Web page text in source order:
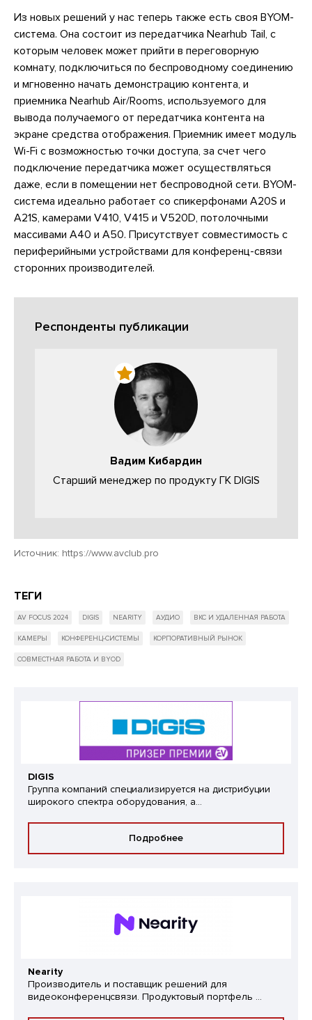
Из новых решений у нас теперь также есть своя BYOM-
система. Она состоит из передатчика Nearhub Tail, с
которым человек может прийти в переговорную
комнату, подключиться по беспроводному соединению
и мгновенно начать демонстрацию контента, и
приемника Nearhub Air/Rooms, используемого для
вывода получаемого от передатчика контента на
экране средства отображения. Приемник имеет модуль
Wi-Fi с возможностью точки доступа, за счет чего
подключение передатчика может осуществляться
даже, если в помещении нет беспроводной сети. BYOM-
система идеально работает со спикерфонами А20S и
A21S, камерами V410, V415 и V520D, потолочными
массивами А40 и A50. Присутствует совместимость с
периферийными устройствами для конференц-связи
сторонних производителей.
Респонденты публикации
Вадим Кибардин
Старший менеджер по продукту ГК DIGIS
Источник: https://www.avclub.pro
ТЕГИ
AV FOCUS 2024 DIGIS NEARITY АУДИО ВКС И УДАЛЕННАЯ РАБОТА
КАМЕРЫ КОНФЕРЕНЦ-СИСТЕМЫ КОРПОРАТИВНЫЙ РЫНОК
СОВМЕСТНАЯ РАБОТА И BYOD
DIGIS
Группа компаний специализируется на дистрибуции
широкого спектра оборудования, а...
Подробнее
Nearity
Производитель и поставщик решений для
видеоконференцсвязи. Продуктовый портфель ...